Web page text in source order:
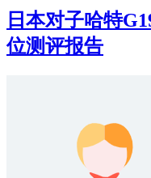
日本对子哈特
位测评报告